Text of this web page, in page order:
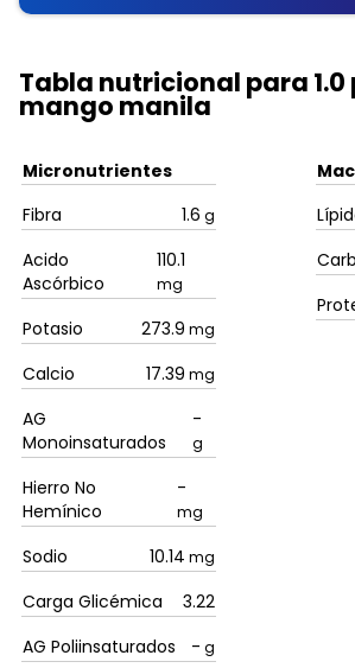
Tabla nutricional para 1.0
mango manila
Micronutrientes
Fibra
1.6 g
Acido
Ascórbico
110.1
mg
Potasio 273.9 mg
Calcio 17.39 mg
AG
Monoinsaturados
-
g
Hierro No
Hemínico
-
mg
Sodio 10.14 mg
Carga Glicémica
3.22
AG Poliinsaturados
- g